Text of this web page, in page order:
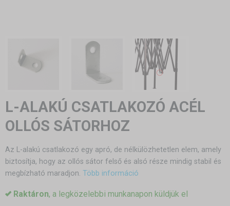
L-ALAKÚ CSATLAKOZÓ ACÉL
OLLÓS SÁTORHOZ
Az L-alakú csatlakozó egy apró, de nélkülözhetetlen elem, amely
biztosítja, hogy az ollós sátor felső és alsó része mindig stabil és
megbízható maradjon. Több információ
Raktáron, a legközelebbi munkanapon küldjük el